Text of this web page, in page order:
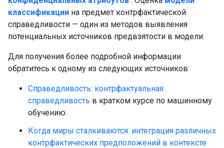
классификации на предмет контрфактической
справедливости — один из методов выявления
потенциальных источников предвзятости в модели.
Для получения более подробной информации
обратитесь к одному из следующих источников:
Справедливость: контрфактуальная
справедливость в кратком курсе по машинному
обучению.
Когда миры сталкиваются: интеграция различных
контрфактических предположений в контексте